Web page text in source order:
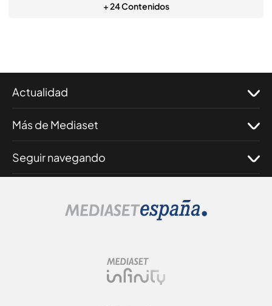
+ 24 Contenidos
Actualidad
Más de Mediaset
Seguir navegando